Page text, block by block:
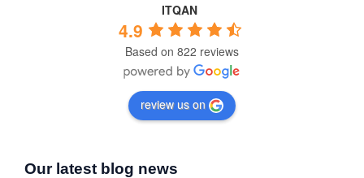
ITQAN
4.9
Based on 822 reviews
review us on
Our latest blog news